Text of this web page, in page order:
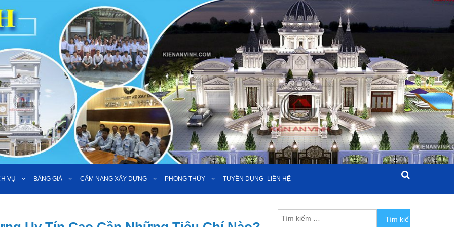
VỤ BẢNG GIÁ CẨM NANG XÂY DỰNG PHONG THỦY TUYỂN DỤNG LIÊN HỆ
Tìm kiếm cho: